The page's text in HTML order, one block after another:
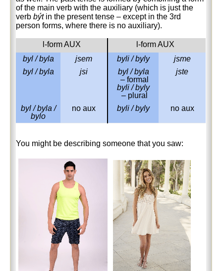
of the main verb with the auxiliary (which is just the
verbbýt in the present tense – except in the 3rd
person forms, where there is no auxiliary).
l-form AUX
l-form AUX
byl / byla
jsem byli / byly
jsme
byl / byla
jsi
byl / byla
– formal
byli / byly
– plural
jste
byl / byla /
bylo
no aux byli / byly no aux
You might be describing someone that you saw: